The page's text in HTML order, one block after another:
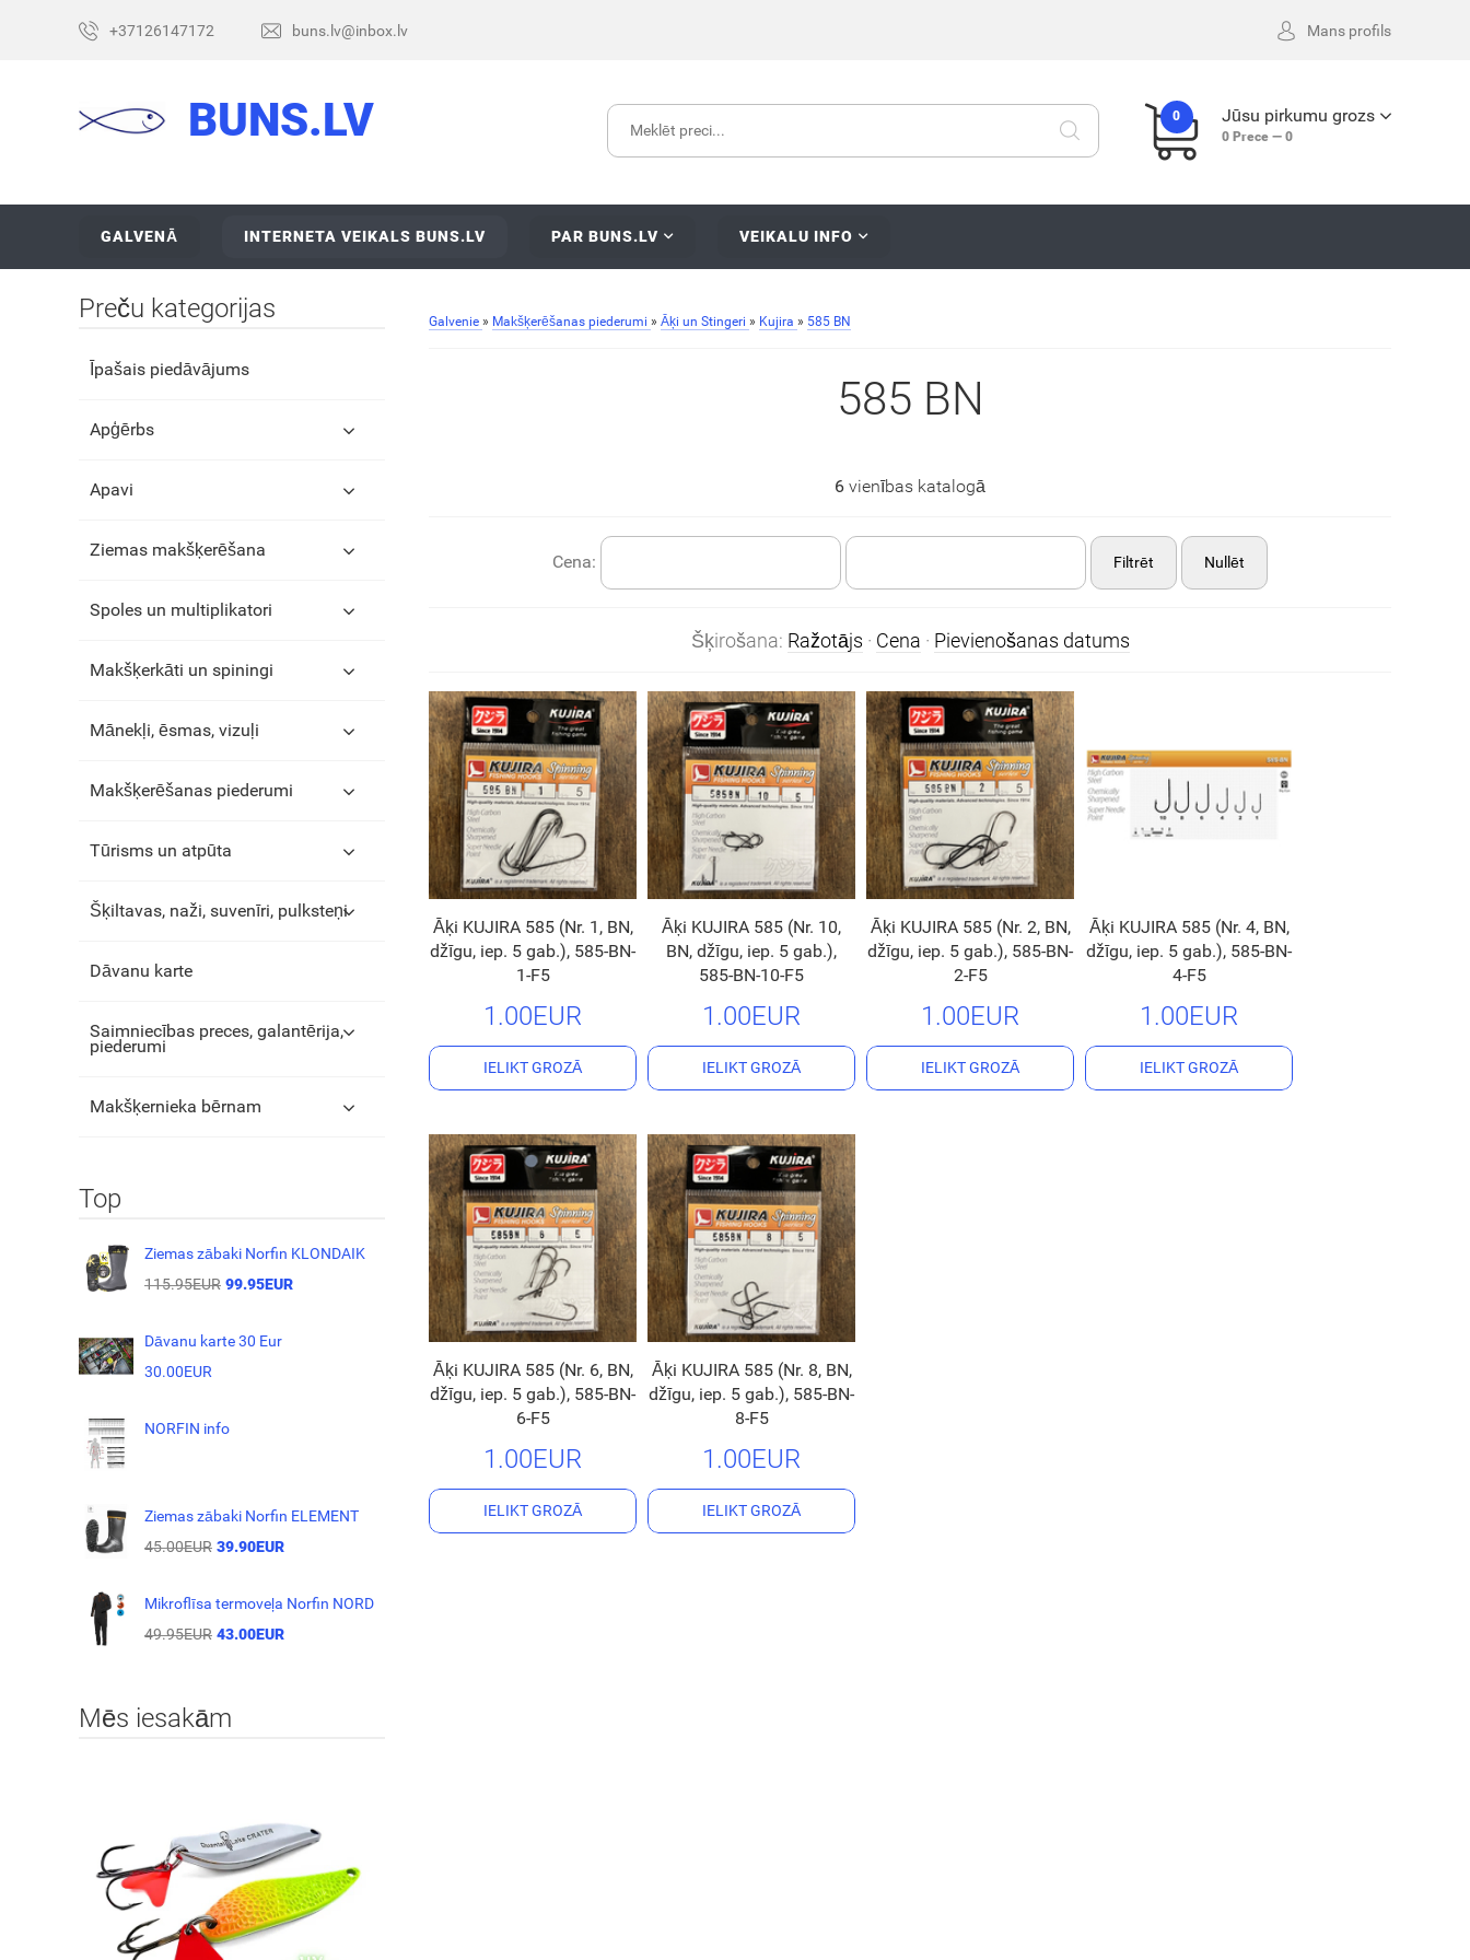
+37126147172 buns.lv@inbox.lv Mans profils
BUNS.LV 0 Jūsu pirkumu grozs
0 Prece — 0
GALVENĀ INTERNETA VEIKALS BUNS.LV PAR BUNS.LV VEIKALU INFO
Galvenie » Makšķerēšanas piederumi » Āķi un Stingeri » Kujira » 585 BN
585 BN
6 vienības katalogā
Cena: Filtrēt Nullēt
Šķirošana: Ražotājs · Cena · Pievienošanas datums
Āķi KUJIRA 585 (Nr. 1, BN,
džīgu, iep. 5 gab.), 585-BN-
1-F5
1.00EUR
IELIKT GROZĀ
Āķi KUJIRA 585 (Nr. 10,
BN, džīgu, iep. 5 gab.),
585-BN-10-F5
1.00EUR
IELIKT GROZĀ
Āķi KUJIRA 585 (Nr. 2, BN,
džīgu, iep. 5 gab.), 585-BN-
2-F5
1.00EUR
IELIKT GROZĀ
Āķi KUJIRA 585 (Nr. 4, BN,
džīgu, iep. 5 gab.), 585-BN-
4-F5
1.00EUR
IELIKT GROZĀ
Āķi KUJIRA 585 (Nr. 6, BN,
džīgu, iep. 5 gab.), 585-BN-
6-F5
1.00EUR
IELIKT GROZĀ
Āķi KUJIRA 585 (Nr. 8, BN,
džīgu, iep. 5 gab.), 585-BN-
8-F5
1.00EUR
IELIKT GROZĀ
Preču kategorijas
Īpašais piedāvājums
Apģērbs
Apavi
Ziemas makšķerēšana
Spoles un multiplikatori
Makšķerkāti un spiningi
Mānekļi, ēsmas, vizuļi
Makšķerēšanas piederumi
Tūrisms un atpūta
Šķiltavas, naži, suvenīri, pulksteņi
Dāvanu karte
Saimniecības preces, galantērija,
piederumi
Makšķernieka bērnam
Top
Ziemas zābaki Norfin KLONDAIK
115.95EUR 99.95EUR
Dāvanu karte 30 Eur
30.00EUR
NORFIN info
Ziemas zābaki Norfin ELEMENT
45.00EUR 39.90EUR
Mikroflīsa termoveļa Norfin NORD
49.95EUR 43.00EUR
Mēs iesakām